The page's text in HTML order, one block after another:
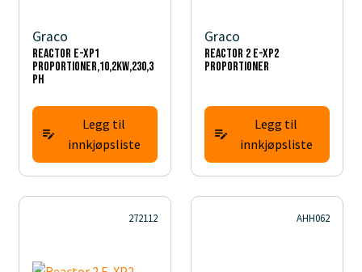
Graco
Reactor E-XP1
PROPORTIONER,10,2KW,230,3
PH
Legg til
innkjøpsliste
Graco
Reactor 2 E-XP2
PROPORTIONER
Legg til
innkjøpsliste
272112 AHH062